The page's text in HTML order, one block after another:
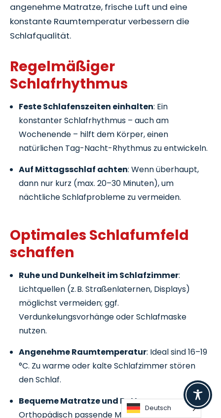
angenehme Matratze, frische Luft und eine
konstante Raumtemperatur verbessern die
Schlafqualität.
Regelmäßiger
Schlafrhythmus
Feste Schlafenszeiten einhalten: Ein
konstanter Schlafrhythmus – auch am
Wochenende – hilft dem Körper, einen
natürlichen Tag-Nacht-Rhythmus zu entwickeln.
Auf Mittagsschlaf achten: Wenn überhaupt,
dann nur kurz (max. 20–30 Minuten), um
nächtliche Schlafprobleme zu vermeiden.
Optimales Schlafumfeld
schaffen
Ruhe und Dunkelheit im Schlafzimmer:
Lichtquellen (z. B. Straßenlaternen, Displays)
möglichst vermeiden; ggf.
Verdunkelungsvorhänge oder Schlafmaske
nutzen.
Angenehme Raumtemperatur: Ideal sind 16–19
°C. Zu warme oder kalte Schlafzimmer stören
den Schlaf.
Bequeme Matratze und Bettzeug:
Orthopädisch passende Matratzen und
Deutsch